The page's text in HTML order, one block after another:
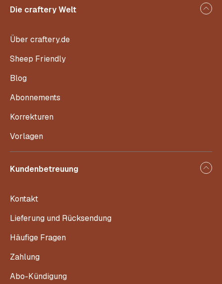
Die craftery Welt
Über craftery.de
Sheep Friendly
Blog
Abonnements
Korrekturen
Vorlagen
Kundenbetreuung
Kontakt
Lieferung und Rücksendung
Häufige Fragen
Zahlung
Abo-Kündigung